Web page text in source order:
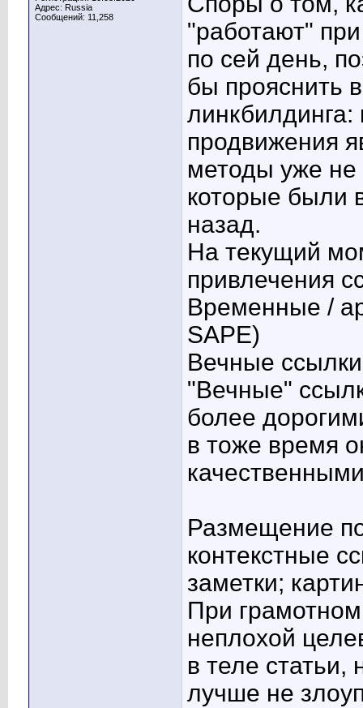
Адрес: Russia
Сообщений: 11,258
"работают"
по сей день,
бы прояснить
продвижения
методы уже не
которые были
назад.
На текущий
привлечения
Временные /
SAPE)
Вечные
"Вечные"
более
в тоже время
Размещение
контекстные
заметки;
При
неплохой
в теле
лучше не